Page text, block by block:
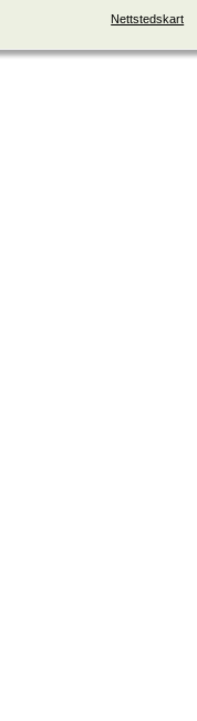
Nettstedskart